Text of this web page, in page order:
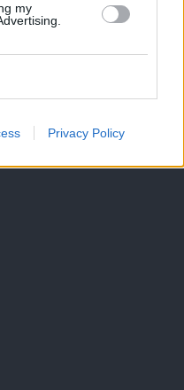
my
Privacy Policy